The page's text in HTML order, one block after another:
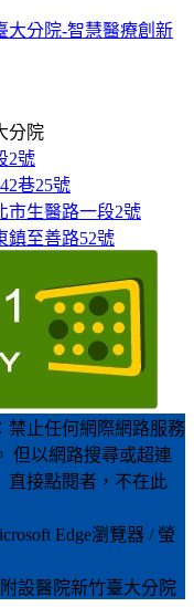
分院
2號
巷25號
市生醫路一段2號
鎮至善路52號
禁止任何網際網路服務
但以網路搜尋或超連
直接點閱者，不在此
Edge瀏覽器 / 螢
設醫院新竹臺大分院